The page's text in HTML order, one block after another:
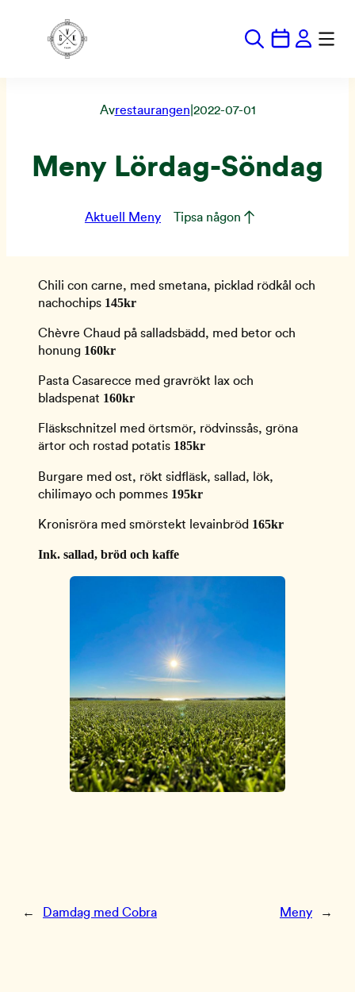
till
Avrestaurangen 2022-07-01
Meny Lördag-Söndag
Aktuell Meny Tipsa någon
Chili con carne, med smetana, picklad rödkål och
nachochips 145kr
Chèvre Chaud på salladsbädd, med betor och
honung 160kr
Pasta Casarecce med gravrökt lax och
bladspenat 160kr
Fläskschnitzel med örtsmör, rödvinssås, gröna
ärtor och rostad potatis 185kr
Burgare med ost, rökt sidfläsk, sallad, lök,
chilimayo och pommes 195kr
Kronisröra med smörstekt levainbröd 165kr
Ink. sallad, bröd och kaffe
← Damdag med Cobra Meny →